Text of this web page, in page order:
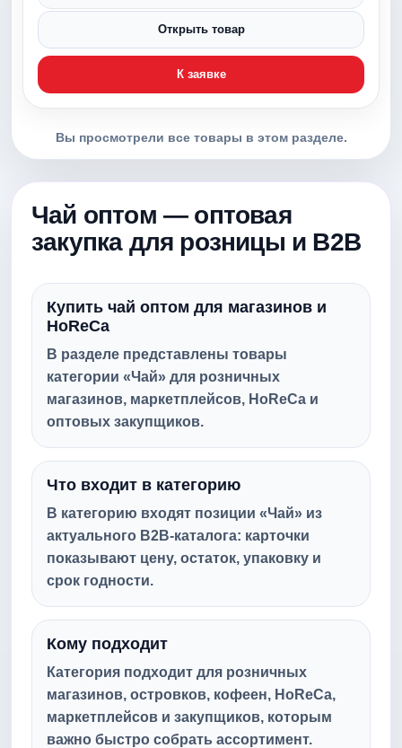
Открыть товар
К заявке
Вы просмотрели все товары в этом разделе.
Чай оптом — оптовая
закупка для розницы и B2B
Купить чай оптом для магазинов и
HoReCa
В разделе представлены товары
категории «Чай» для розничных
магазинов, маркетплейсов, HoReCa и
оптовых закупщиков.
Что входит в категорию
В категорию входят позиции «Чай» из
актуального B2B-каталога: карточки
показывают цену, остаток, упаковку и
срок годности.
Кому подходит
Категория подходит для розничных
магазинов, островков, кофеен, HoReCa,
маркетплейсов и закупщиков, которым
важно быстро собрать ассортимент.